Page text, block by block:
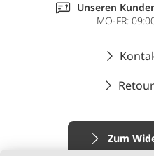
Unseren
MO-FR:
Zum